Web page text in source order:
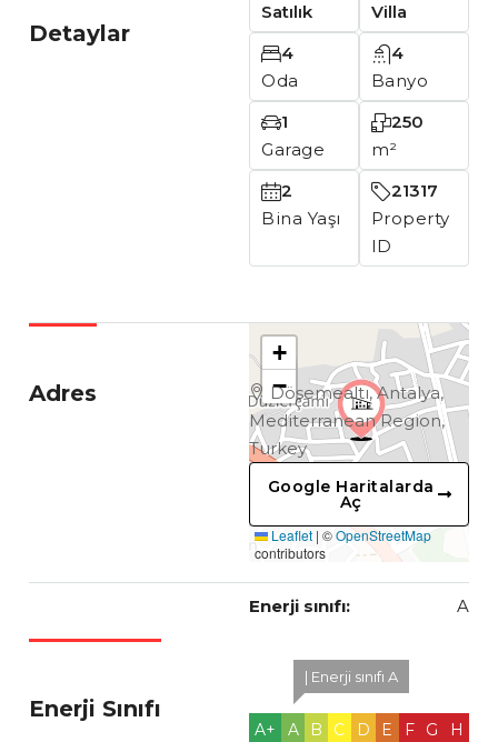
Detaylar
Satılık
Villa
Oda
4
Banyo
4
Garage
1
m²
250
Bina Yaşı
2
Property
ID
21317
Adres
+
−
Leaflet | ©OpenStreetMap
contributors
Döşemealtı, Antalya,
Mediterranean Region,
Turkey
Google Haritalarda
Aç
Enerji Sınıfı
Enerji sınıfı: A
A+
| Enerji sınıfı A
A B C D E F G H